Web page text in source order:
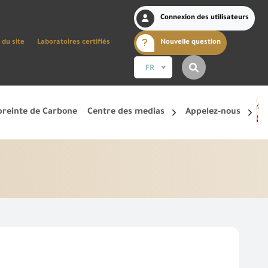
du site Laboratoires certifiés
Connexion des utilisateurs
Nouvelle question
FR
de Carbone Centre des medias Appelez-nous